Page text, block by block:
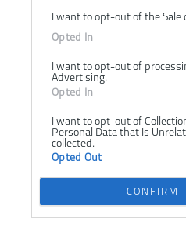
I want to opt-out of the Sale
Opted In
I want to opt-out of
Advertising.
Opted In
I want to opt-out of
Personal Data that Is
collected.
Opted Out
CONFIRM